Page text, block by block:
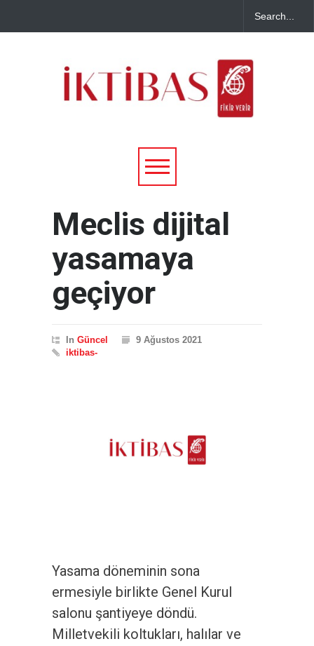
Meclis dijital
yasamaya
geçiyor
In Güncel
9 Ağustos 2021
iktibas-
Yasama döneminin sona
ermesiyle birlikte Genel Kurul
salonu şantiyeye döndü.
Milletvekili koltukları, halılar ve